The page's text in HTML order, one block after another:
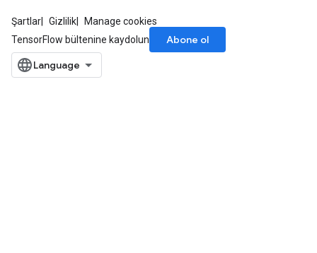
Şartlar Gizlilik
Manage cookies
TensorFlow bültenine kaydolun
Abone ol